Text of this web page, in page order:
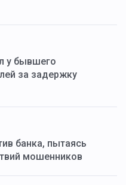
у бывшего
за задержку
банка, пытаясь
мошенников